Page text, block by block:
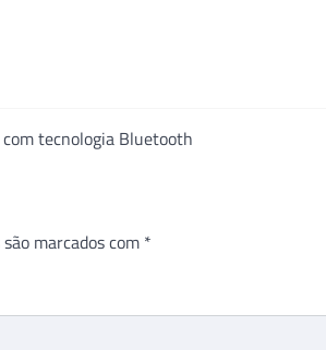
tecnologia Bluetooth
marcados com *